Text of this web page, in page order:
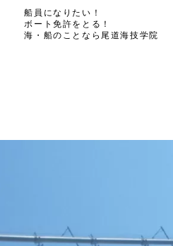
船員になりたい！
ボート免許をとる！
海・船のことなら尾道海技学院